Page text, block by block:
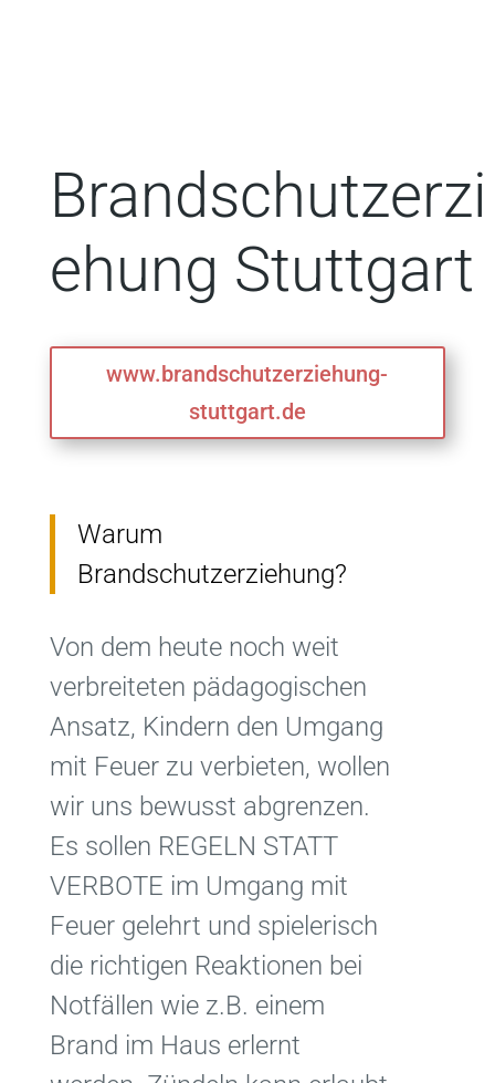
Brandschutzerzi
ehung Stuttgart
www.brandschutzerziehung-
stuttgart.de
Warum
Brandschutzerziehung?
Von dem heute noch weit
verbreiteten pädagogischen
Ansatz, Kindern den Umgang
mit Feuer zu verbieten, wollen
wir uns bewusst abgrenzen.
Es sollen REGELN STATT
VERBOTE im Umgang mit
Feuer gelehrt und spielerisch
die richtigen Reaktionen bei
Notfällen wie z.B. einem
Brand im Haus erlernt